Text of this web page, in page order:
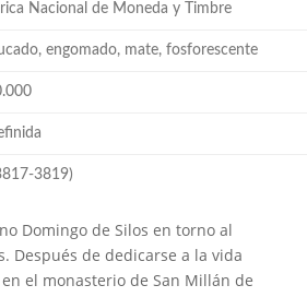
Nacional de Moneda y Timbre
engomado, mate, fosforescente
3819)
Domingo de Silos en torno al
Después de dedicarse a la vida
el monasterio de San Millán de